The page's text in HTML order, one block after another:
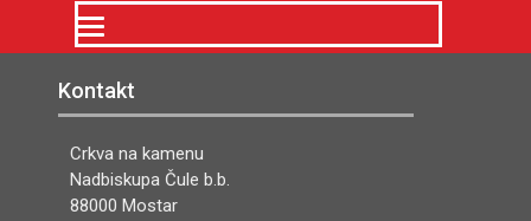
Kontakt
Crkva na kamenu
Nadbiskupa Čule b.b.
88000 Mostar